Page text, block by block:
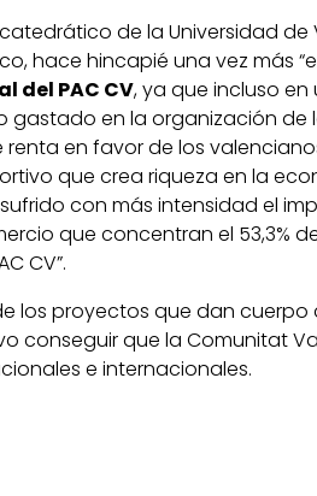
de la Universidad
hace hincapié una vez más
del PAC CV, ya que incluso
gastado en la organización de
en favor de los
que crea riqueza en la
con más intensidad el
que concentran el 53,3%
CV”.
los proyectos que dan
conseguir que la Comunitat
e internacionales.